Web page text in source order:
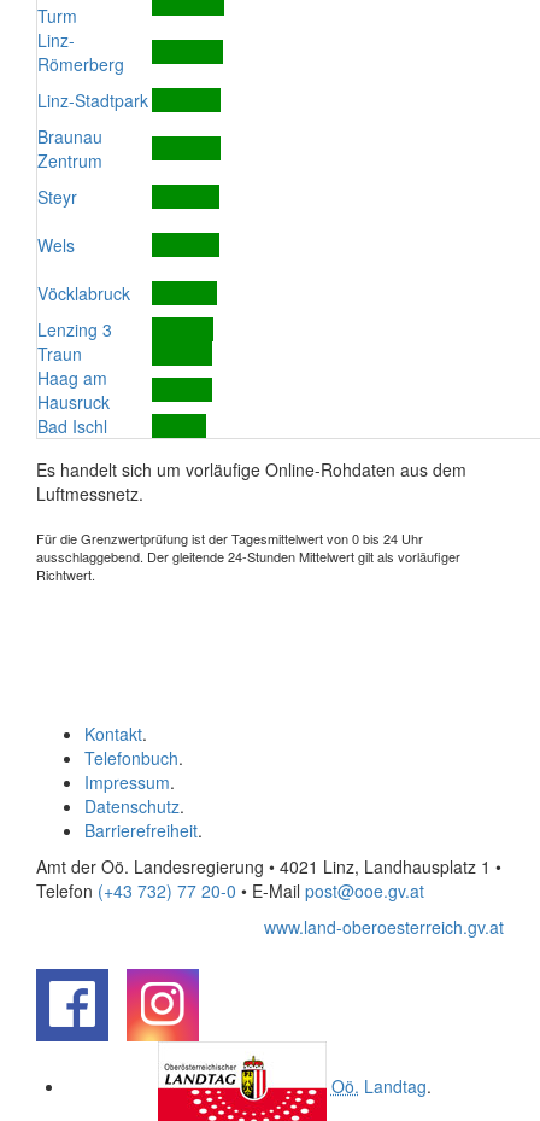
Turm
Linz-
Römerberg
Linz-Stadtpark
Braunau
Zentrum
Steyr
Wels
Vöcklabruck
Lenzing 3
Traun
Haag am
Hausruck
Bad Ischl
Es handelt sich um vorläufige Online-Rohdaten aus dem
Luftmessnetz.
Für die Grenzwertprüfung ist der Tagesmittelwert von 0 bis 24 Uhr
ausschlaggebend. Der gleitende 24-Stunden Mittelwert gilt als vorläufiger
Richtwert.
Kontakt.
Telefonbuch.
Impressum.
Datenschutz.
Barrierefreiheit.
Amt der Oö. Landesregierung • 4021 Linz, Landhausplatz 1 •
Telefon (+43 732) 77 20-0 • E-Mail post@ooe.gv.at
www.land-oberoesterreich.gv.at
Oö. Landtag.